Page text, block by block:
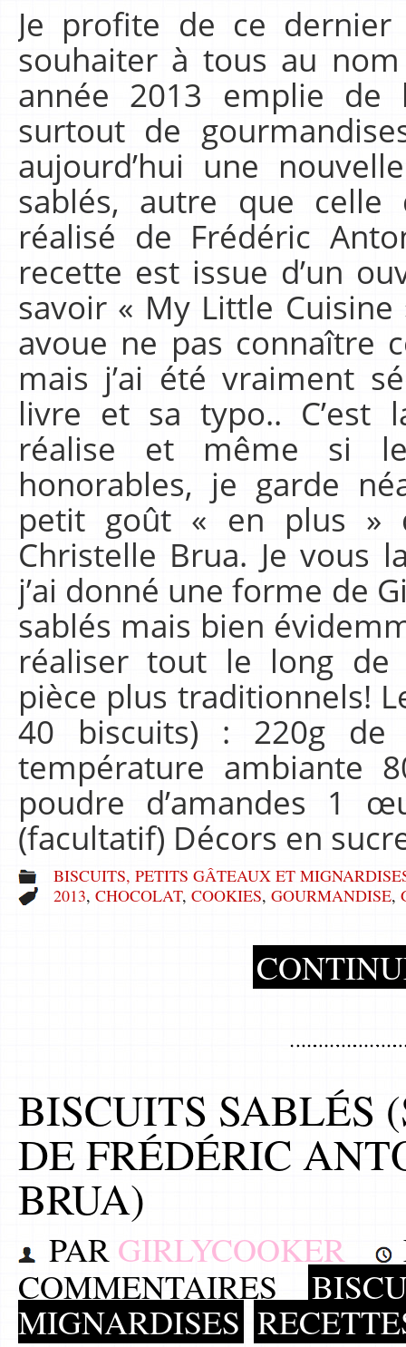
Je profite de ce
souhaiter à tous au
année 2013 emplie de
surtout de
aujourd’hui une
sablés, autre que celle
réalisé de Frédéric
recette est issue d’un
savoir « My Little
avoue ne pas connaître
mais j’ai été vraiment
livre et sa typo.. C’est
réalise et même si
honorables, je garde
petit goût « en plus »
Christelle Brua. Je vous
j’ai donné une forme de
sablés mais bien
réaliser tout le long de
pièce plus traditionnels!
40 biscuits) : 220g
température ambiante
poudre d’amandes 1
(facultatif) Décors en
BISCUITS, PETITS GÂTEAUX ET
2013, CHOCOLAT, COOKIES, GOURMANDISE,
BISCUITS SABLÉS
DE FRÉDÉRIC
BRUA)
PAR GIRLYCOOKER
COMMENTAIRES
MIGNARDISES